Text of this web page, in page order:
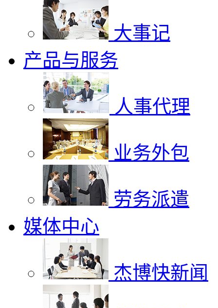
大事记
产品与服务
人事代理
业务外包
劳务派遣
媒体中心
杰博快新闻